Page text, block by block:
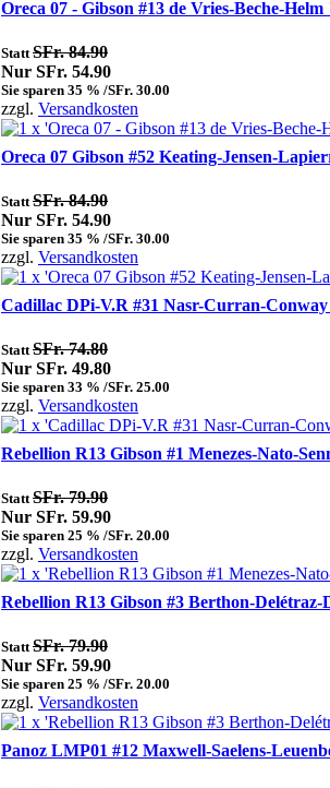
Oreca 07 - Gibson #13 de Vries-Beche-
Statt SFr. 84.90
Nur SFr. 54.90
Sie sparen 35 % /SFr. 30.00
zzgl. Versandkosten
Oreca 07 Gibson #52 Keating-Jensen-
Statt SFr. 84.90
Nur SFr. 54.90
Sie sparen 35 % /SFr. 30.00
zzgl. Versandkosten
Cadillac DPi-V.R #31 Nasr-Curran-
Statt SFr. 74.80
Nur SFr. 49.80
Sie sparen 33 % /SFr. 25.00
zzgl. Versandkosten
Rebellion R13 Gibson #1 Menezes-Nato-
Statt SFr. 79.90
Nur SFr. 59.90
Sie sparen 25 % /SFr. 20.00
zzgl. Versandkosten
Rebellion R13 Gibson #3 Berthon-
Statt SFr. 79.90
Nur SFr. 59.90
Sie sparen 25 % /SFr. 20.00
zzgl. Versandkosten
Panoz LMP01 #12 Maxwell-Saelens-